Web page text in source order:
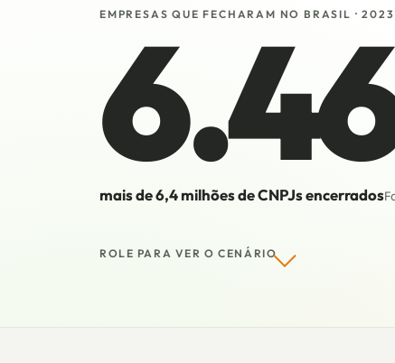
EMPRESAS QUE FECHARAM NO BRASIL ·
mais de 6,4 milhões de CNPJs encerrados
ROLE PARA VER O CENÁRIO